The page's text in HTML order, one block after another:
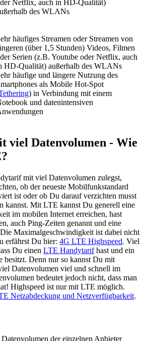
Netflix, auch in HD-Qualität)
des WLANs
häufiges Streamen oder Streamen von
(über 1,5 Stunden) Videos, Filmen
Serien (z.B. Youtube oder Netflix, auch
HD-Qualität) außerhalb des WLANs
häufige und längere Nutzung des
als Mobile Hot-Spot
) in Verbindung mit einem
und datenintensiven
viel Datenvolumen - Wie
mit viel Datenvolumen zulegst,
ob der neueste Mobilfunkstandard
ist oder ob Du darauf verzichten musst
kannst. Mit LTE kannst Du generell eine
im mobilen Internet erreichen, hast
auch Ping-Zeiten genannt und eine
Maximalgeschwindigkeit ist dabei nicht
erfährst Du hier: 4G LTE Highspeed. Viel
Du einen LTE Handytarifhast und ein
besitzt. Denn nur so kannst Du mit
Datenvolumen viel und schnell im
bedeutet jedoch nicht, dass man
Highspeed ist nur mit LTE möglich.
Netzabdeckung und Netzverfügbarkeit.
der einzelnen Anbieter